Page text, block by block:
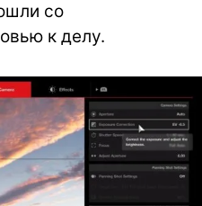
со
к делу.